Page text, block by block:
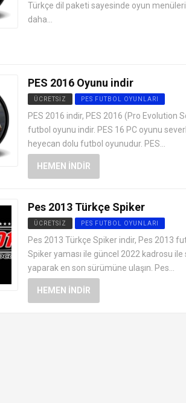
Türkçe dil paketi sayesinde oyun
daha...
PES 2016 Oyunu indir
ÜCRETSIZ PES FUTBOL OYUNLARI
PES 2016 indir, PES 2016 (Pro Evolution
futbol oyunu indir. PES 16 PC oyunu
heyecan dolu futbol oyunudur. PES...
HEMEN İNDIR
Pes 2013 Türkçe Spiker
ÜCRETSIZ PES FUTBOL OYUNLARI
Pes 2013 Türkçe Spiker indir, Pes 2013
Spiker yaması ile güncel 2022 kadrosu
yaparak en son sürümüne ulaşın. Pes...
HEMEN İNDIR